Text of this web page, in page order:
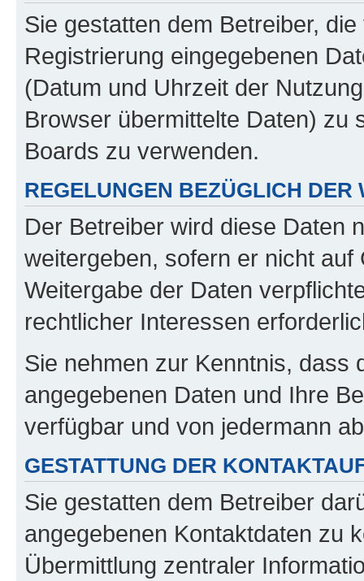
Sie gestatten dem Betreiber,
Registrierung eingegebenen
(Datum und Uhrzeit der
Browser übermittelte Daten) zu
Boards zu verwenden.
REGELUNGEN BEZÜGLICH DER
Der Betreiber wird diese Daten
weitergeben, sofern er nicht
Weitergabe der Daten
rechtlicher Interessen
Sie nehmen zur Kenntnis, dass
angegebenen Daten und Ihre
verfügbar und von jedermann
GESTATTUNG DER
Sie gestatten dem Betreiber
angegebenen Kontaktdaten zu
Übermittlung zentraler